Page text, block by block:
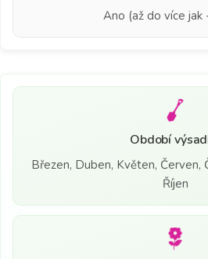
Ano (až do více jak
Období
Březen, Duben, Květen, Červen,
Říjen